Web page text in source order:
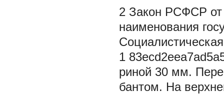
2 Закон РСФСР от
наименования
1
риной 30 мм.
бантом. На